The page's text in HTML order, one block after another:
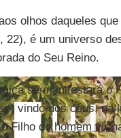
olhos daqueles
22), é um universo
do Seu Reino.
se manifestará o
vindo dos céus, na
Filho do homem vir